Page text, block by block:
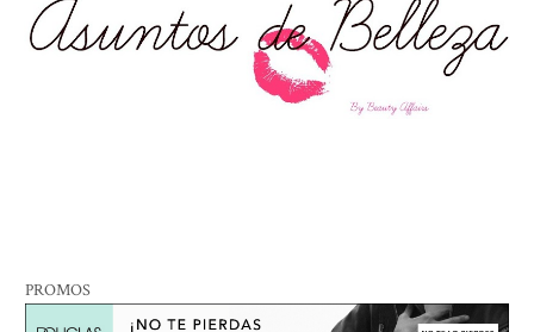
PROMOS